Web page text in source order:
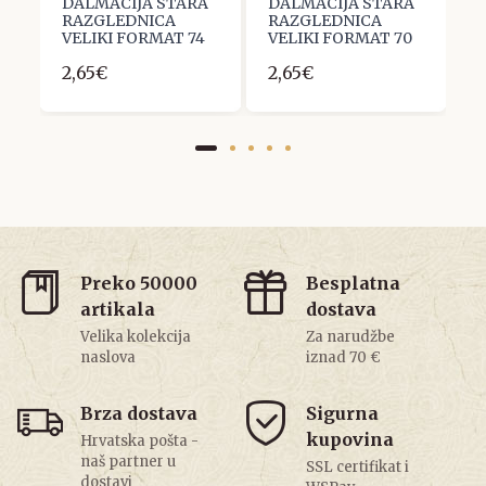
RAZGLEDNICA
VELIKI FORMAT 74
2,65€
RAZGLEDNICA
VELIKI FORMAT 70
2,65€
Preko 50000
artikala
Velika kolekcija
naslova
Besplatna
dostava
Za narudžbe
iznad 70 €
Brza dostava
Hrvatska pošta -
naš partner u
Sigurna
kupovina
SSL certifikat i